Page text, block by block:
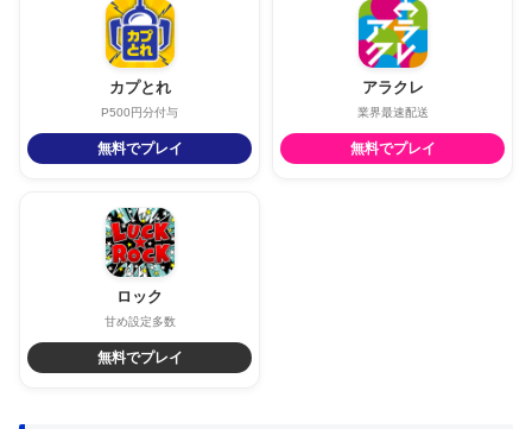
カプとれ
P500円分付与
無料でプレイ
アラクレ
業界最速配送
無料でプレイ
ロック
甘め設定多数
無料でプレイ